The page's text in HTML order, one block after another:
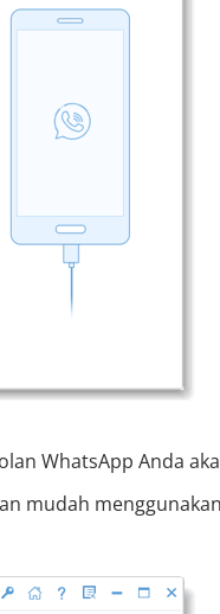
WhatsApp Anda
mudah